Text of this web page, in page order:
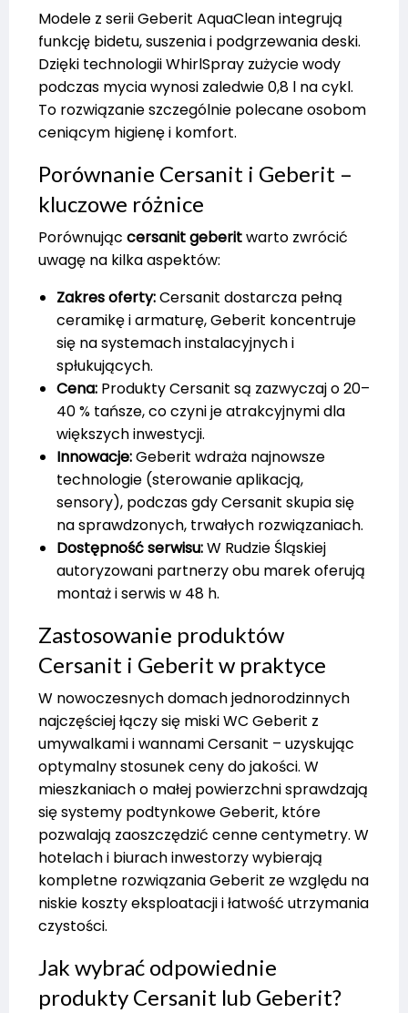
Modele z serii Geberit AquaClean integrują
funkcję bidetu, suszenia i podgrzewania deski.
Dzięki technologii WhirlSpray zużycie wody
podczas mycia wynosi zaledwie 0,8 l na cykl.
To rozwiązanie szczególnie polecane osobom
ceniącym higienę i komfort.
Porównanie Cersanit i Geberit –
kluczowe różnice
Porównując cersanit geberitwarto zwrócić
uwagę na kilka aspektów:
Zakres oferty:Cersanit dostarcza pełną
ceramikę i armaturę, Geberit koncentruje
się na systemach instalacyjnych i
spłukujących.
Cena: Produkty Cersanit są zazwyczaj o 20–
40 % tańsze, co czyni je atrakcyjnymi dla
większych inwestycji.
Innowacje:Geberit wdraża najnowsze
technologie (sterowanie aplikacją,
sensory), podczas gdy Cersanit skupia się
na sprawdzonych, trwałych rozwiązaniach.
Dostępność serwisu:W Rudzie Śląskiej
autoryzowani partnerzy obu marek oferują
montaż i serwis w 48 h.
Zastosowanie produktów
Cersanit i Geberit w praktyce
W nowoczesnych domach jednorodzinnych
najczęściej łączy się miski WC Geberit z
umywalkami i wannami Cersanit – uzyskując
optymalny stosunek ceny do jakości. W
mieszkaniach o małej powierzchni sprawdzają
się systemy podtynkowe Geberit, które
pozwalają zaoszczędzić cenne centymetry. W
hotelach i biurach inwestorzy wybierają
kompletne rozwiązania Geberit ze względu na
niskie koszty eksploatacji i łatwość utrzymania
czystości.
Jak wybrać odpowiednie
produkty Cersanit lub Geberit?